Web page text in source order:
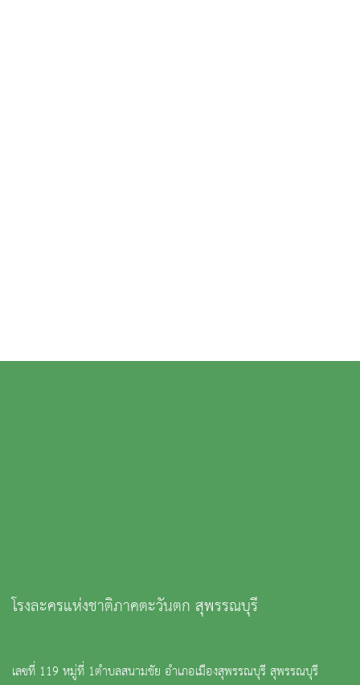
โรงละครแห่งชาติภาคตะวันตก สุพรรณบุรี
เลขที่ 119 หมู่ที่ 1ตำบลสนามชัย อำเภอเมืองสุพรรณบุรี สุพรรณบุรี